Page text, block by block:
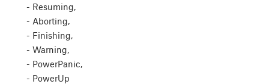
- Resuming,
- Aborting,
- Finishing,
- Warning,
- PowerPanic,
- PowerUp